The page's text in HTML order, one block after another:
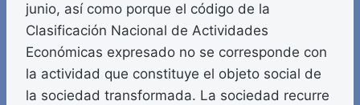
junio, así como porque el código de la
Clasificación Nacional de Actividades
Económicas expresado no se corresponde con
la actividad que constituye el objeto social de
la sociedad transformada. La sociedad recurre